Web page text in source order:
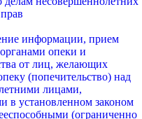
информации, прием
опеки и
от лиц, желающих
(попечительство) над
лицами,
в установленном законом
(ограниченно